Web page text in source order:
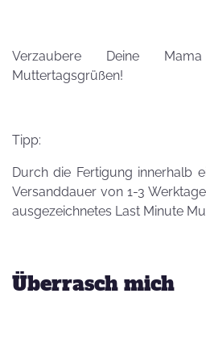
Verzaubere Deine
Muttertagsgrüßen!
Tipp:
Durch die Fertigung innerhalb
Versanddauer von 1-3
ausgezeichnetes Last Minute
Überrasch mich